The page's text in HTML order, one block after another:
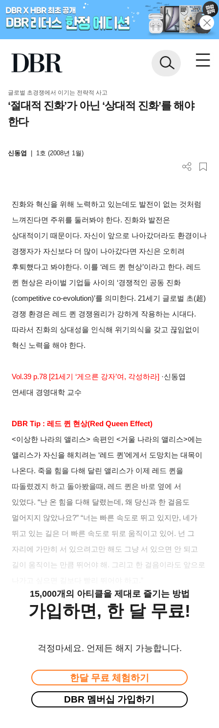
글로벌 초경쟁에서 이기는 전략적 사고
‘절대적 진화’가 아닌 ‘상대적 진화’를 해야
한다
신동엽 1호 (2008년 1월)
진화와 혁신을 위해 노력하고 있는데도 발전이 없는 것처럼
느껴진다면 주위를 둘러봐야 한다. 진화와 발전은
상대적이기 때문이다. 자신이 앞으로 나아갔더라도 환경이나
경쟁자가 자신보다 더 많이 나아갔다면 자신은 오히려
후퇴했다고 봐야한다. 이를 ‘레드 퀸 현상’이라고 한다. 레드
퀸 현상은 라이벌 기업들 사이의 ‘경쟁적인 공동 진화
(competitive co-evolution)’를 의미한다. 21세기 글로벌 초(超)
경쟁 환경은 레드 퀸 경쟁원리가 강하게 작용하는 시대다.
따라서 진화의 상대성을 인식해 위기의식을 갖고 끊임없이
혁신 노력을 해야 한다.
Vol.39 p.78 [21세기 ‘게으른 강자’여, 각성하라] ·신동엽
연세대 경영대학 교수
DBR Tip :레드 퀸 현상(Red Queen Effect)
<이상한 나라의 앨리스> 속편인 <거울 나라의 앨리스>에는
앨리스가 자신을 해치려는 ‘레드 퀸’에게서 도망치는 대목이
나온다. 죽을 힘을 다해 달린 앨리스가 이제 레드 퀸을
따돌렸겠지 하고 돌아봤을때, 레드 퀸은 바로 옆에 서
있었다. “난 온 힘을 다해 달렸는데, 왜 당신과 한 걸음도
멀어지지 않았나요?” “너는 빠른 속도로 뛰고 있지만, 네가
뛰고 있는 길은 더 빠른 속도로 뒤로 움직이고 있어. 넌 그
자리에 가만히 서 있으려고만 해도 그냥 서 있으면 안 되고
길이 움직이는 만큼 뛰어야 해. 그리고 한 걸음이라도 앞으로
15,000개의 아티클을 제대로 즐기는 방법
가입하면, 한 달 무료!
걱정마세요. 언제든 해지 가능합니다.
한달 무료 체험하기
DBR 멤버십 가입하기